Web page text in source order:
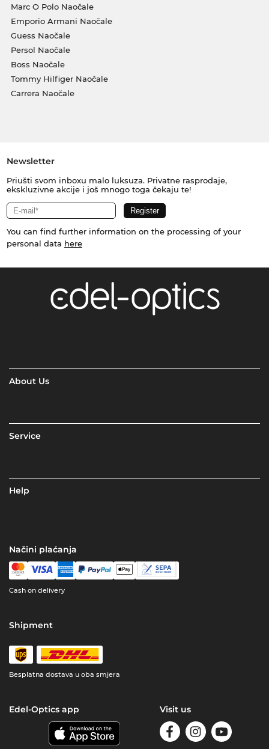
Marc O Polo Naočale
Emporio Armani Naočale
Guess Naočale
Persol Naočale
Boss Naočale
Tommy Hilfiger Naočale
Carrera Naočale
Newsletter
Priušti svom inboxu malo luksuza. Privatne rasprodaje,
ekskluzivne akcije i još mnogo toga čekaju te!
You can find further information on the processing of your
personal data here
About Us
Service
Help
Načini plaćanja
Cash on delivery
Shipment
Besplatna dostava u oba smjera
Edel-Optics app Visit us